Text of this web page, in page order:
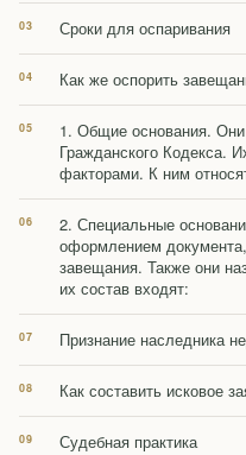
Сроки для оспаривания
Как же оспорить
1. Общие основания.
Гражданского Кодекса.
факторами. К ним
2. Специальные
оформлением
завещания. Также они
их состав входят:
Признание наследника
Как составить исковое
Судебная практика